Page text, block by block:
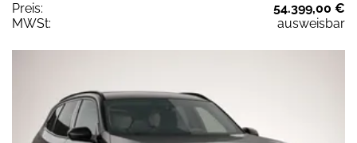
Preis:
54.399,00 €
MWSt:
ausweisbar